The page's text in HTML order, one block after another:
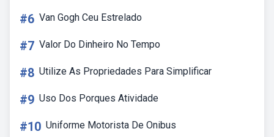
#6 Van Gogh Ceu Estrelado
#7 Valor Do Dinheiro No Tempo
#8 Utilize As Propriedades Para Simplificar
#9 Uso Dos Porques Atividade
#10 Uniforme Motorista De Onibus